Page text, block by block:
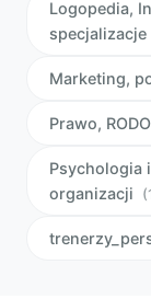
Logopedia,
specjalizacje
Marketing,
Prawo,
Psychologia
organizacji